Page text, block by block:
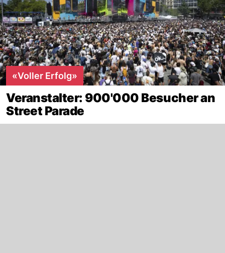
«Voller Erfolg»
Veranstalter: 900'000 Besucher an
Street Parade